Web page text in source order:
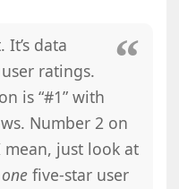
data
ratings.
is “#1” with
Number 2 on
just look at
one five-star user